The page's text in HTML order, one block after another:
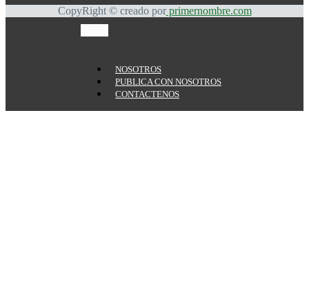
CopyRight © creado porprimernombre.com
NOSOTROS
PUBLICA CON NOSOTROS
CONTACTENOS